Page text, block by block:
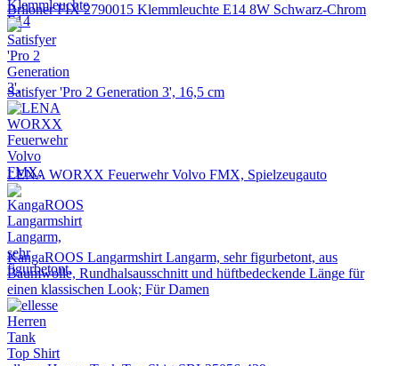
Briloner FIX 2790015 Klemmleuchte E14 8W Schwarz-Chrom
Satisfyer 'Pro 2 Generation 3', 16,5 cm
LENA WORXX Feuerwehr Volvo FMX, Spielzeugauto
KangaROOS Langarmshirt Langarm, sehr figurbetont, aus
Baumwolle, Rundhalsausschnitt und hüftbedeckende Länge für
einen klassischen Look; Für Damen